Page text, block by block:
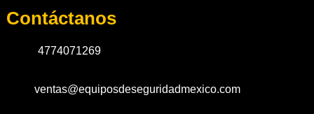
Contáctanos
4774071269
ventas@equiposdeseguridadmexico.com